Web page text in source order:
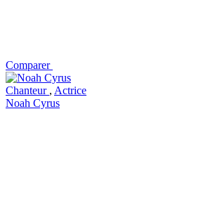
Comparer
Chanteur , Actrice
Noah Cyrus